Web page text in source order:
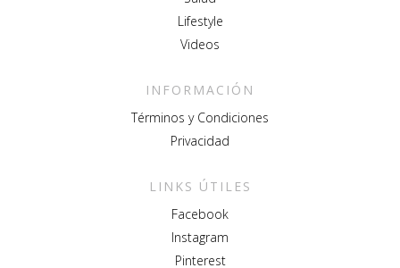
Lifestyle
Videos
INFORMACIÓN
Términos y Condiciones
Privacidad
LINKS ÚTILES
Facebook
Instagram
Pinterest